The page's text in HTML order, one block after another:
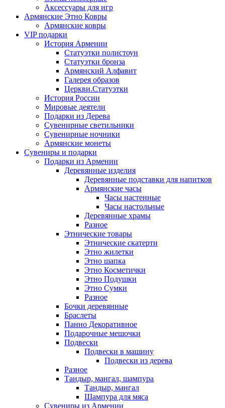
Аксессуары для игр
Армянские Этно Ковры
Армянские ковры
VIP подарки
История Армении
Статуэтки полистоун
Статуэтки бронза
Армянский Алфавит
Галерея образов
Церкви.Статуэтки
История России
Мировые деятели
Подарки из Дерева
Сувенирные светильники
Сувенирные ночники
Армянские монеты
Сувениры и подарки
Подарки из Армении
Деревянные изделия
Деревянные подставки для напитков
Армянские часы
Часы настенные
Часы настольные
Деревянные храмы
Разное
Этнические товары
Этнические скатерти
Этно жилетки
Этно шапка
Этно Косметички
Этно Подушки
Этно Сумки
Разное
Бочки деревянные
Браслеты
Панно Декоративное
Подарочные мешочки
Подвески
Подвески в машину
Подвески из дерева
Разное
Тандыр, мангал, шампура
Тандыр, мангал
Шампура для мяса
Сувениры из Армении